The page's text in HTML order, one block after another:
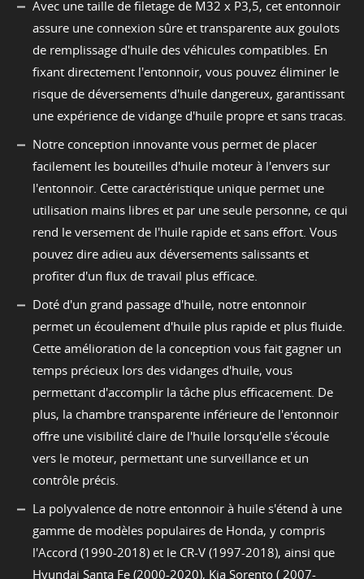
Avec une taille de filetage de M32 x P3,5, cet entonnoir
assure une connexion sûre et transparente aux goulots
de remplissage d'huile des véhicules compatibles. En
fixant directement l'entonnoir, vous pouvez éliminer le
risque de déversements d'huile dangereux, garantissant
une expérience de vidange d'huile propre et sans tracas.
Notre conception innovante vous permet de placer
facilement les bouteilles d'huile moteur à l'envers sur
l'entonnoir. Cette caractéristique unique permet une
utilisation mains libres et par une seule personne, ce qui
rend le versement de l'huile rapide et sans effort. Vous
pouvez dire adieu aux déversements salissants et
profiter d'un flux de travail plus efficace.
Doté d'un grand passage d'huile, notre entonnoir
permet un écoulement d'huile plus rapide et plus fluide.
Cette amélioration de la conception vous fait gagner un
temps précieux lors des vidanges d'huile, vous
permettant d'accomplir la tâche plus efficacement. De
plus, la chambre transparente inférieure de l'entonnoir
offre une visibilité claire de l'huile lorsqu'elle s'écoule
vers le moteur, permettant une surveillance et un
contrôle précis.
La polyvalence de notre entonnoir à huile s'étend à une
gamme de modèles populaires de Honda, y compris
l'Accord (1990-2018) et le CR-V (1997-2018), ainsi que
Hyundai Santa Fe (2000-2020), Kia Sorento ( 2007-